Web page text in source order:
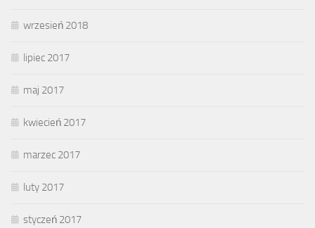
wrzesień 2018
lipiec 2017
maj 2017
kwiecień 2017
marzec 2017
luty 2017
styczeń 2017